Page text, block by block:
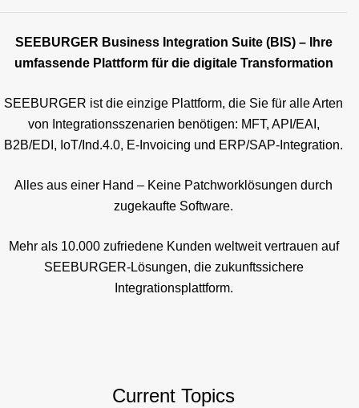
SEEBURGER Business Integration Suite (BIS) – Ihre
umfassende Plattform für die digitale Transformation
SEEBURGER ist die einzige Plattform, die Sie für alle Arten
von Integrationsszenarien benötigen: MFT, API/EAI,
B2B/EDI, IoT/Ind.4.0, E-Invoicing und ERP/SAP-Integration.
Alles aus einer Hand – Keine Patchworklösungen durch
zugekaufte Software.
Mehr als 10.000 zufriedene Kunden weltweit vertrauen auf
SEEBURGER-Lösungen, die zukunftssichere
Integrationsplattform.
Current Topics